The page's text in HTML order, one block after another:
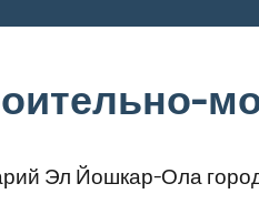
Эл Йошкар-Ола